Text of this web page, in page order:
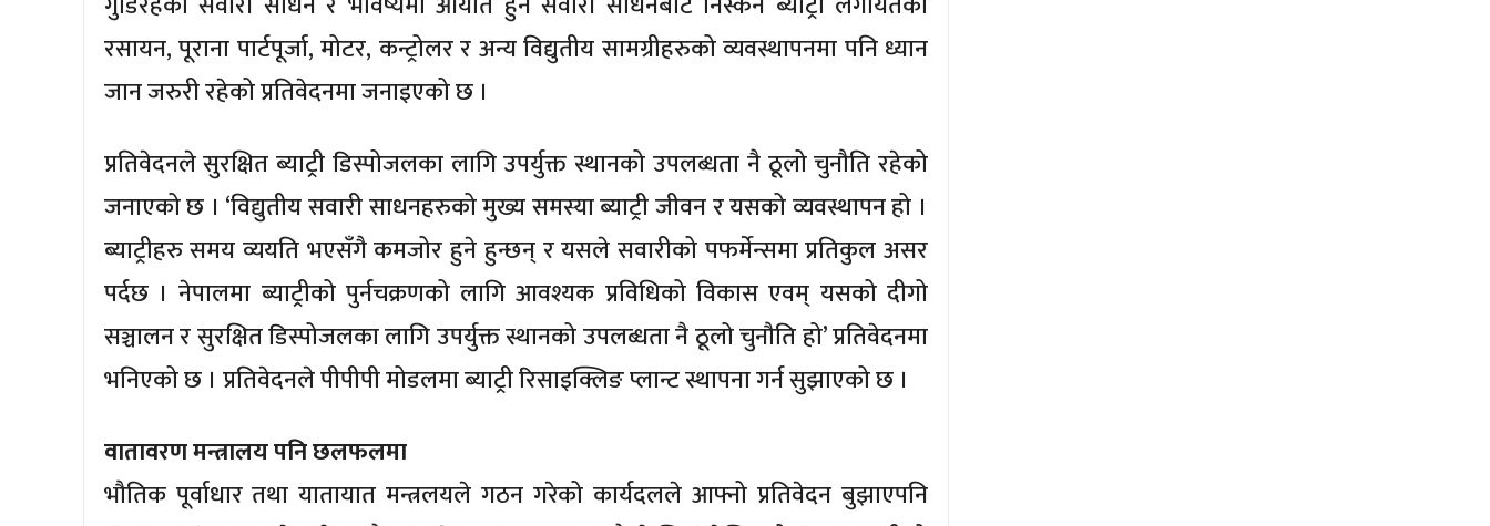
रसायन, पूराना पार्टपूर्जा, मोटर, कन्ट्रोलर र अन्य विद्युतीय सामग्रीहरुको व्यवस्थापनमा पनि ध्यान
जान जरुरी रहेको प्रतिवेदनमा जनाइएको छ ।
प्रतिवेदनले सुरक्षित ब्याट्री डिस्पोजलका लागि उपर्युक्त स्थानको उपलब्धता नै ठूलो चुनौति रहेको
जनाएको छ । ‘विद्युतीय सवारी साधनहरुको मुख्य समस्या ब्याट्री जीवन र यसको व्यवस्थापन हो ।
ब्याट्रीहरु समय व्ययति भएसँगै कमजोर हुने हुन्छन् र यसले सवारीको पफर्मेन्समा प्रतिकुल असर
पर्दछ । नेपालमा ब्याट्रीको पुर्नचक्रणको लागि आवश्यक प्रविधिको विकास एवम् यसको दीगो
सञ्चालन र सुरक्षित डिस्पोजलका लागि उपर्युक्त स्थानको उपलब्धता नै ठूलो चुनौति हो’ प्रतिवेदनमा
भनिएको छ । प्रतिवेदनले पीपीपी मोडलमा ब्याट्री रिसाइक्लिङ प्लान्ट स्थापना गर्न सुझाएको छ ।
वातावरण मन्त्रालय पनि छलफलमा
भौतिक पूर्वाधार तथा यातायात मन्त्रलयले गठन गरेको कार्यदलले आफ्नो प्रतिवेदन बुझाएपनि